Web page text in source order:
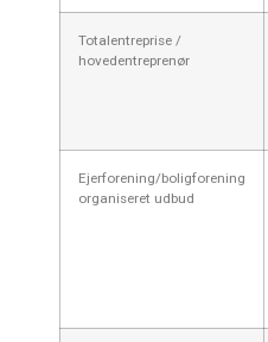
Totalentreprise /
hovedentreprenør
Ejerforening/boligforening
organiseret udbud